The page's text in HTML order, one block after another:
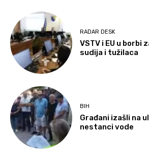
RADAR DESK
VSTV i EU u borbi
sudija i tužilaca
BIH
Građani izašli na
nestanci vode